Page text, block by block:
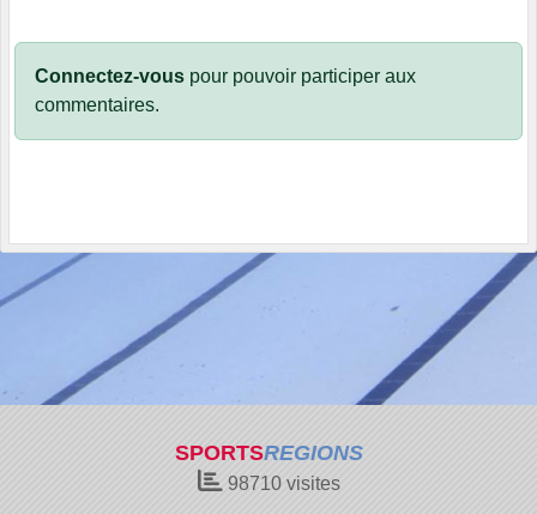
Connectez-vous pour pouvoir participer aux
commentaires.
SPORTSREGIONS
98710visites